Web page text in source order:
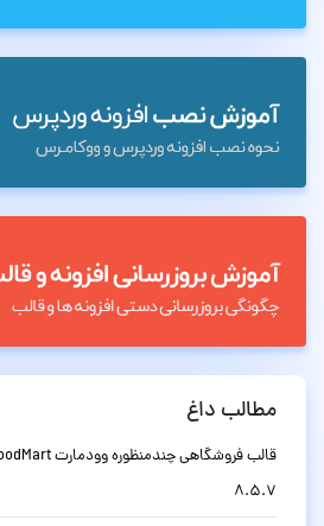
مطالب داغ
8.5.7